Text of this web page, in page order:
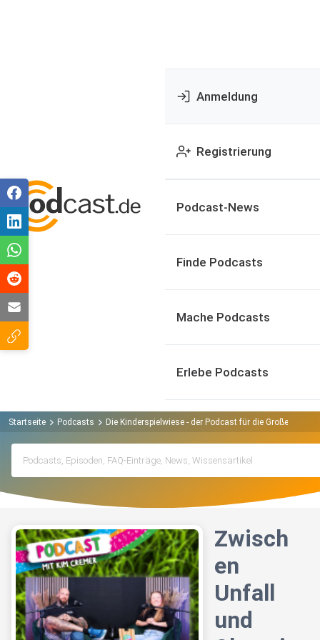
Anmeldung
Registrierung
Podcast-News
Finde Podcasts
Mache Podcasts
Erlebe Podcasts
Startseite Podcasts Die Kinderspielwiese - der Podcast für die Großen
Zwisch
en
Unfall
und